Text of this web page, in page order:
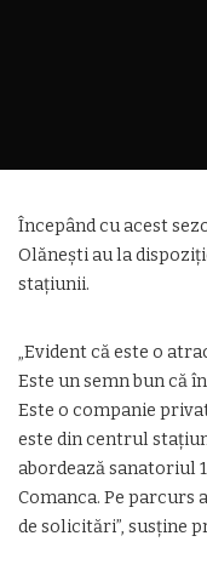
Începând cu acest
Olănești au la
stațiunii.
„Evident că este o
Este un semn bun că
Este o companie
este din centrul
abordează sanatoriul
Comanca. Pe parcurs
de solicitări”, susține